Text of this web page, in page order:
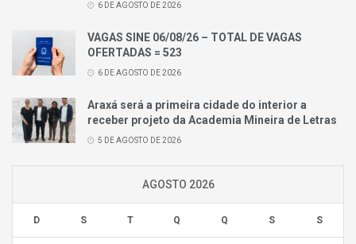
6 DE AGOSTO DE 2026
VAGAS SINE 06/08/26 – TOTAL DE VAGAS
OFERTADAS = 523
6 DE AGOSTO DE 2026
Araxá será a primeira cidade do interior a
receber projeto da Academia Mineira de Letras
5 DE AGOSTO DE 2026
AGOSTO 2026
D S T Q Q S S